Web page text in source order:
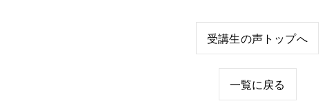
受講生の声トップへ
一覧に戻る